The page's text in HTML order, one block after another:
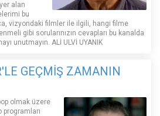
alan
bu
vizyondaki filmler ile ilgili, hangi filme
gibi sorularınızın cevapları bu kanalda
unutmayın. ALİ ULVİ UYANIK
GEÇMİŞ ZAMANIN
olmak üzere